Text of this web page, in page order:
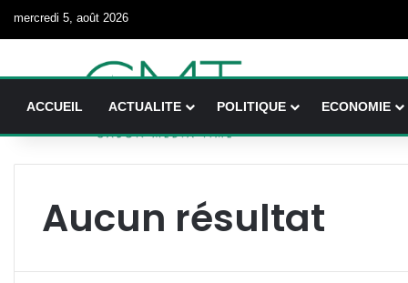
mercredi 5, août 2026
ACCUEIL ACTUALITE POLITIQUE ECONOMIE
Aucun résultat